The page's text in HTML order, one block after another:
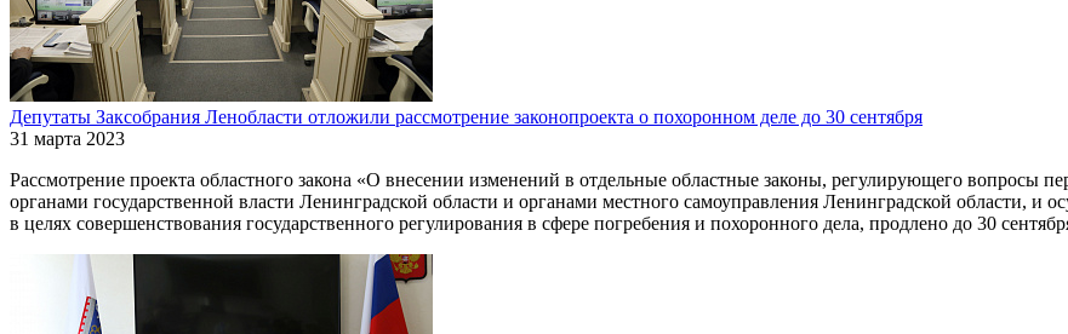
Депутаты Заксобрания Ленобласти отложили рассмотрение законопроекта о похоронном деле до 30 сентября
31 марта 2023
Рассмотрение проекта областного закона «О внесении изменений в отдельные областные законы, регулирующего вопросы
органами государственной власти Ленинградской области и органами местного самоуправления Ленинградской области, и
в целях совершенствования государственного регулирования в сфере погребения и похоронного дела, продлено до 30